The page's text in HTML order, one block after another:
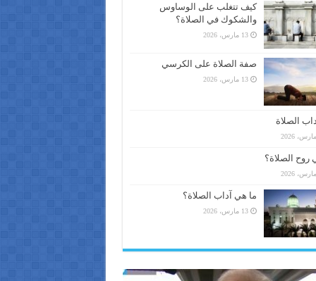
كيف تتغلب على الوساوس
والشكوك في الصلاة؟
13 مارس، 2026
صفة الصلاة على الكرسي
13 مارس، 2026
الصلاة
روح الصلاة؟
ما هي آداب الصلاة؟
13 مارس، 2026